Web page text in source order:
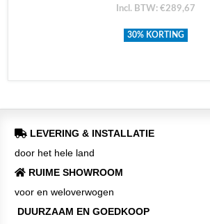
Incl. BTW: €289,67
30% KORTING
LEVERING & INSTALLATIE
door het hele land
RUIME SHOWROOM
voor en weloverwogen
DUURZAAM EN GOEDKOOP